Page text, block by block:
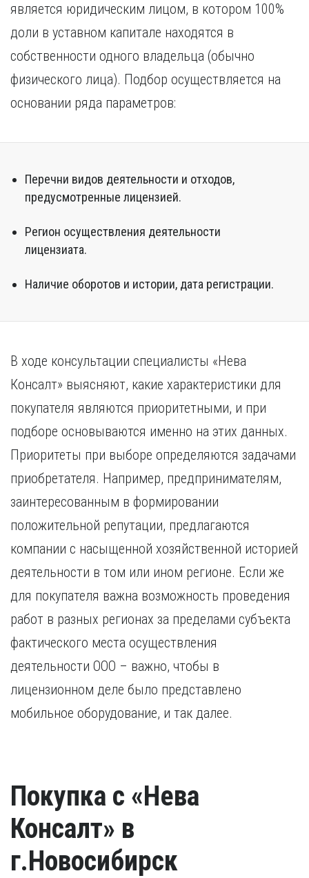
является юридическим лицом, в котором 100%
доли в уставном капитале находятся в
собственности одного владельца (обычно
физического лица). Подбор осуществляется на
основании ряда параметров:
Перечни видов деятельности и отходов,
предусмотренные лицензией.
Регион осуществления деятельности
лицензиата.
Наличие оборотов и истории, дата регистрации.
В ходе консультации специалисты «Нева
Консалт» выясняют, какие характеристики для
покупателя являются приоритетными, и при
подборе основываются именно на этих данных.
Приоритеты при выборе определяются задачами
приобретателя. Например, предпринимателям,
заинтересованным в формировании
положительной репутации, предлагаются
компании с насыщенной хозяйственной историей
деятельности в том или ином регионе. Если же
для покупателя важна возможность проведения
работ в разных регионах за пределами субъекта
фактического места осуществления
деятельности ООО – важно, чтобы в
лицензионном деле было представлено
мобильное оборудование, и так далее.
Покупка с «Нева
Консалт» в
г.Новосибирск